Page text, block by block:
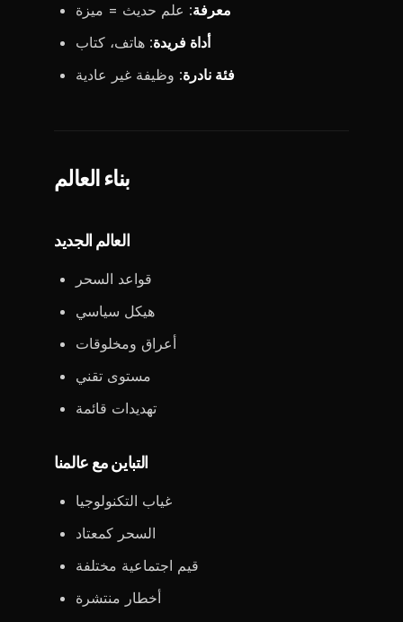
معرفة: علم حديث = ميزة
أداة فريدة: هاتف، كتاب
فئة نادرة: وظيفة غير عادية
بناء العالم
العالم الجديد
قواعد السحر
هيكل سياسي
أعراق ومخلوقات
مستوى تقني
تهديدات قائمة
التباين مع عالمنا
غياب التكنولوجيا
السحر كمعتاد
قيم اجتماعية مختلفة
أخطار منتشرة